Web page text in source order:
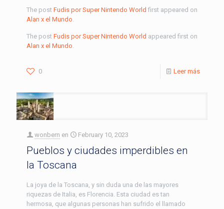
The post Fudis por Super Nintendo World first appeared on
Alan x el Mundo.
The post Fudis por Super Nintendo World appeared first on
Alan x el Mundo.
0 Leer más
wonbern en February 10, 2023
Pueblos y ciudades imperdibles en
la Toscana
La joya de la Toscana, y sin duda una de las mayores
riquezas de Italia, es Florencia. Esta ciudad es tan
hermosa, que algunas personas han sufrido el llamado